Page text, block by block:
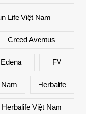
Life Việt Nam
Creed Aventus
Edena FV
Nam Herbalife
Herbalife Việt Nam